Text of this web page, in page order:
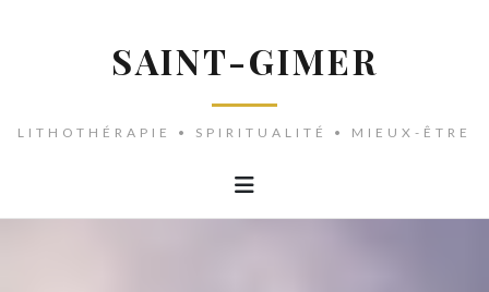
SAINT-GIMER
LITHOTHÉRAPIE • SPIRITUALITÉ • MIEUX-ÊTRE